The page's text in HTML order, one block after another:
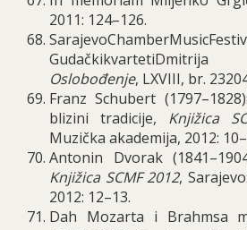
2011: 124–126.
GudačkikvartetiDmitrija
Oslobođenje, LXVIII, br.
Franz Schubert
blizini tradicije, Knjižica
Muzička akademija, 2012:
Antonin Dvorak
Knjižica SCMF 2012,
2012: 12–13.
Dah Mozarta i Brahmsa